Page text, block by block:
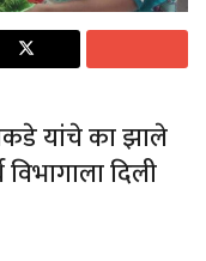
यांचे का झाले
दिली